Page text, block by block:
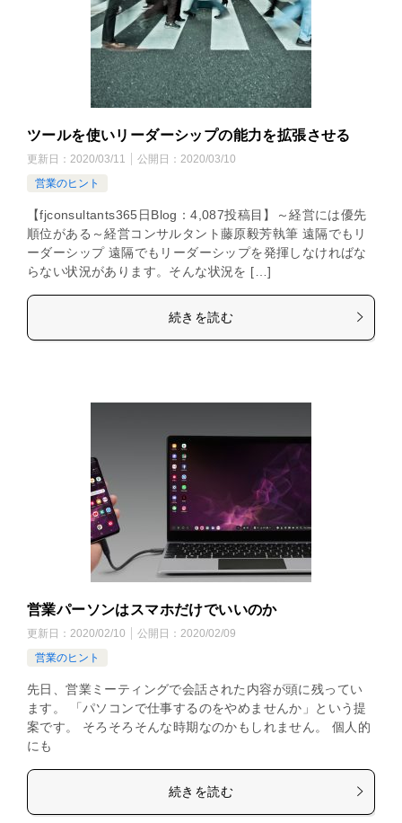
ツールを使いリーダーシップの能力を拡張させる
更新日： 2020/03/11 公開日： 2020/03/10
営業のヒント
【fjconsultants365日Blog：4,087投稿目】～経営には優先
順位がある～経営コンサルタント藤原毅芳執筆 遠隔でもリ
ーダーシップ 遠隔でもリーダーシップを発揮しなければな
らない状況があります。そんな状況を […]
続きを読む
営業パーソンはスマホだけでいいのか
更新日： 2020/02/10 公開日： 2020/02/09
営業のヒント
先日、営業ミーティングで会話された内容が頭に残ってい
ます。 「パソコンで仕事するのをやめませんか」という提
案です。 そろそろそんな時期なのかもしれません。 個人的
にも
続きを読む